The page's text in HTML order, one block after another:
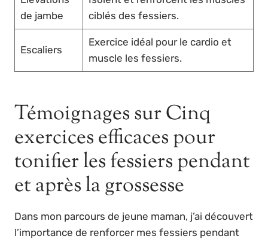
de jambe
ciblés des fessiers.
Escaliers
Exercice idéal pour le cardio et
muscle les fessiers.
Témoignages sur Cinq
exercices efficaces pour
tonifier les fessiers pendant
et après la grossesse
Dans mon parcours de jeune maman, j’ai découvert
l’importance de renforcer mes fessiers pendant